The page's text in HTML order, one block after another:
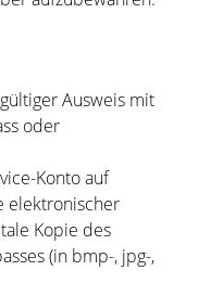
Ausweis mit
oder
Konto auf
elektronischer
Kopie des
(in bmp-, jpg-,